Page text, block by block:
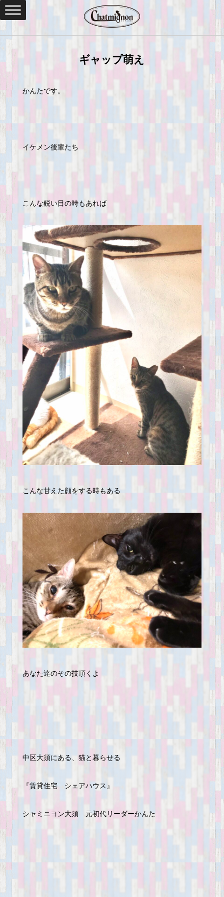
ギャップ萌え
かんたです。
イケメン後輩たち
こんな鋭い目の時もあれば
こんな甘えた顔をする時もある
あなた達のその技頂くよ
中区大須にある、猫と暮らせる
『賃貸住宅 シェアハウス』
シャミニヨン大須 元初代リーダーかんた